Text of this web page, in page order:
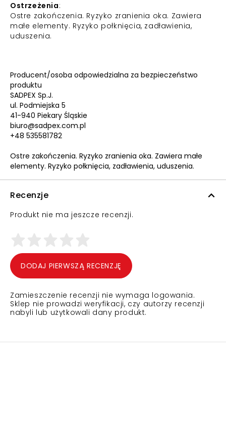
Ostrzeżenia:
Ostre zakończenia. Ryzyko zranienia oka. Zawiera
małe elementy. Ryzyko połknięcia, zadławienia,
uduszenia.
Producent/osoba odpowiedzialna za bezpieczeństwo
produktu
SADPEX Sp.J.
ul. Podmiejska 5
41-940 Piekary Śląskie
biuro@sadpex.com.pl
+48 535581782
Ostre zakończenia. Ryzyko zranienia oka. Zawiera małe
elementy. Ryzyko połknięcia, zadławienia, uduszenia.
Recenzje
Produkt nie ma jeszcze recenzji.
DODAJ PIERWSZĄ RECENZJĘ
Zamieszczenie recenzji nie wymaga logowania.
Sklep nie prowadzi weryfikacji, czy autorzy recenzji
nabyli lub użytkowali dany produkt.